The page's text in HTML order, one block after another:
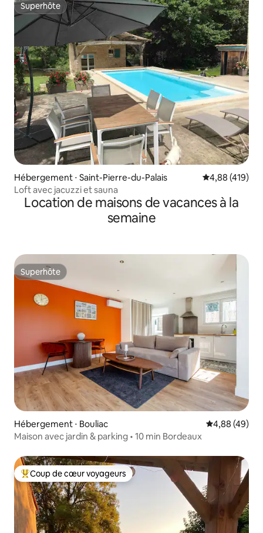
Superhôte
Superhôte
Hébergement ⋅ Saint-Pierre-du-Palais Évaluation
4,88 (419)
Loft avec jacuzzi et sauna
Location de maisons de vacances à la
semaine
Superhôte
Superhôte
Hébergement ⋅ Bouliac Évaluation
4,88 (49)
Maison avec jardin & parking • 10 min Bordeaux
Coups de cœur voyageurs les plus appréciés
Coup de cœur voyageurs